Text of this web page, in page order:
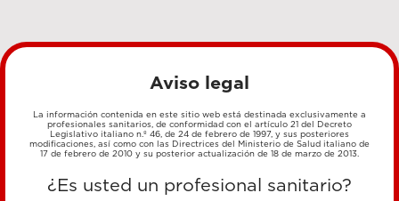
MÉTODOS DE PAGO
TRANSFERENCIA BANCARIA
Aviso legal
La información contenida en este sitio web está destinada exclusivamente a
profesionales sanitarios, de conformidad con el artículo 21 del Decreto
Legislativo italiano n.º 46, de 24 de febrero de 1997, y sus posteriores
modificaciones, así como con las Directrices del Ministerio de Salud italiano de
17 de febrero de 2010 y su posterior actualización de 18 de marzo de 2013.
¿Es usted un profesional sanitario?